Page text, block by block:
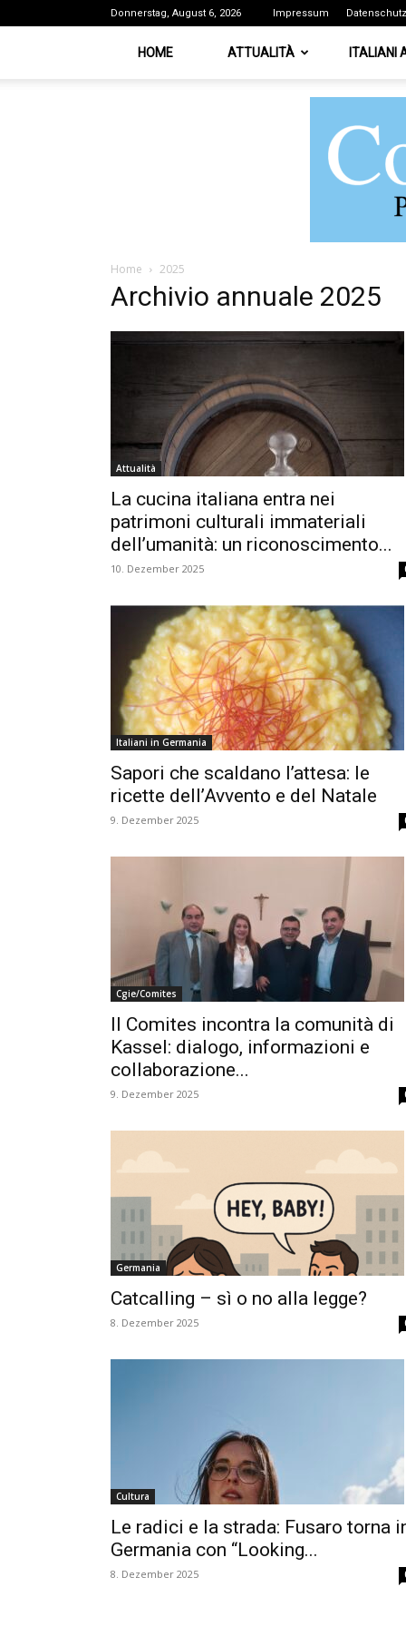
Donnerstag, August 6, 2026 Impressum Datenschutz
HOME ATTUALITÀ ITALIANI
Home 2025
Archivio annuale 2025
Attualità
La cucina italiana entra nei
patrimoni culturali immateriali
dell’umanità: un riconoscimento...
10. Dezember 2025
Italiani in Germania
Sapori che scaldano l’attesa: le
ricette dell’Avvento e del Natale
9. Dezember 2025
Cgie/Comites
Il Comites incontra la comunità di
Kassel: dialogo, informazioni e
collaborazione...
9. Dezember 2025
Germania
Catcalling – sì o no alla legge?
8. Dezember 2025
Cultura
Le radici e la strada: Fusaro torna
Germania con “Looking...
8. Dezember 2025